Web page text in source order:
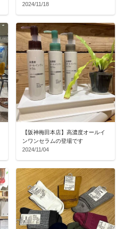
2024/11/18
【阪神梅田本店】高濃度オールイ
ンワンセラムの登場です
2024/11/04